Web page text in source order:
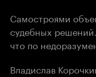
Самостроями
судебных
что по
Владислав